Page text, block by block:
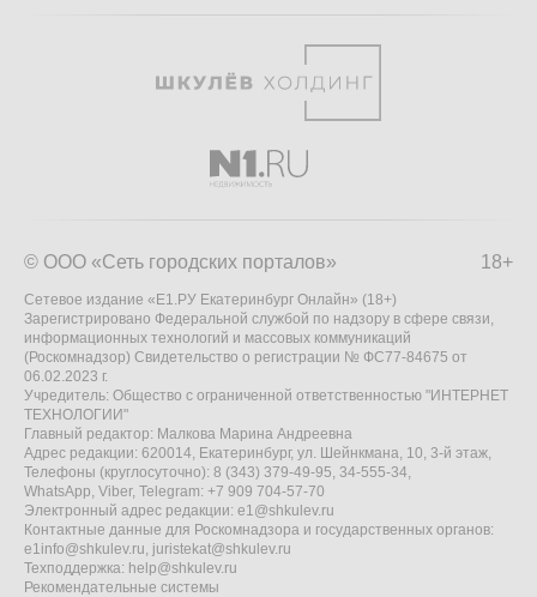
18+
© ООО «Сеть городских порталов»
Сетевое издание «Е1.РУ Екатеринбург Онлайн» (18+)
Зарегистрировано Федеральной службой по надзору в сфере связи,
информационных технологий и массовых коммуникаций
(Роскомнадзор) Свидетельство о регистрации № ФС77-84675 от
06.02.2023 г.
Учредитель: Общество с ограниченной ответственностью "ИНТЕРНЕТ
ТЕХНОЛОГИИ"
Главный редактор: Малкова Марина Андреевна
Адрес редакции: 620014, Екатеринбург, ул. Шейнкмана, 10, 3-й этаж,
Телефоны (круглосуточно): 8 (343) 379-49-95, 34-555-34,
WhatsApp, Viber, Telegram: +7 909 704-57-70
Электронный адрес редакции: e1@shkulev.ru
Контактные данные для Роскомнадзора и государственных органов:
e1info@shkulev.ru, juristekat@shkulev.ru
Техподдержка: help@shkulev.ru
Рекомендательные системы